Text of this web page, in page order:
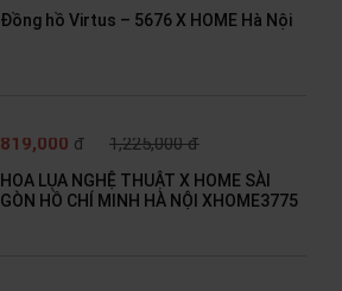
Đồng hồ Virtus – 5676 X HOME Hà Nội
819,000 đ 1,225,000 đ
HOA LỤA NGHỆ THUẬT X HOME SÀI
GÒN HỒ CHÍ MINH HÀ NỘI XHOME3775